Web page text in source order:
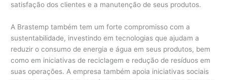
satisfação dos clientes e a manutenção de seus produtos.
A Brastemp também tem um forte compromisso com a
sustentabilidade, investindo em tecnologias que ajudam a
reduzir o consumo de energia e água em seus produtos, bem
como em iniciativas de reciclagem e redução de resíduos em
suas operações. A empresa também apoia iniciativas sociais